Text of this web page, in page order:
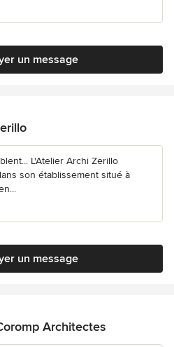
un message
L'Atelier Archi Zerillo
son établissement situé à
un message
Architectes